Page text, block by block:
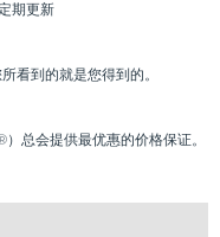
期更新
看到的就是您得到的。
总会提供最优惠的价格保证。